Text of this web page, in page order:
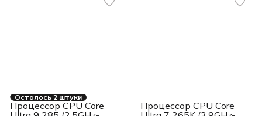
Осталось 2 штуки
Процессор CPU Core
Процессор CPU Core